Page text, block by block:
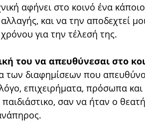
αφήνει στο κοινό ένα
και να την αποδεχτεί
για την τέλεσή της.
του να απευθύνεσαι στο
των διαφημίσεων που
επιχειρήματα, πρόσωπα και
σαν να ήταν ο